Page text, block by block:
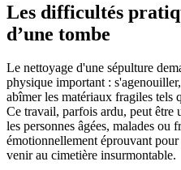
Les difficultés
d’une tombe
Le nettoyage d'une sépulture
physique important :
abîmer les matériaux fragiles tels
Ce travail, parfois ardu, peut être
les personnes âgées, malades ou
émotionnellement éprouvant
venir au cimetière insurmontable.